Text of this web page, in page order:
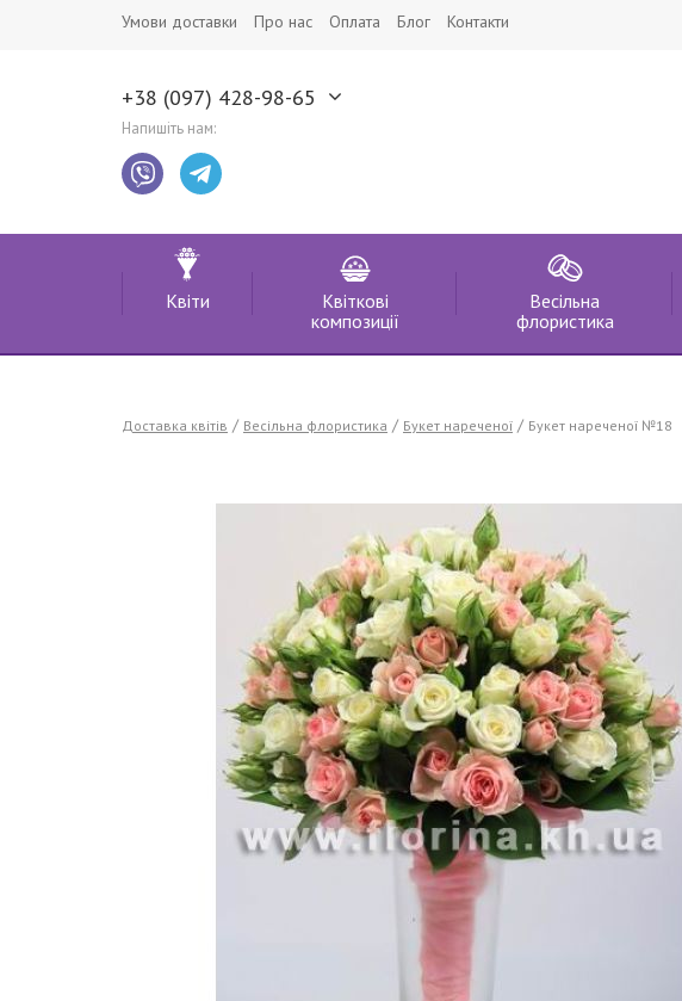
Умови доставки Про нас Оплата Блог Контакти
+38 (097) 428-98-65
Напишіть нам:
Квіти
Квіткові
композиції
Весільна
флористика
Доставка квітів Весільна флористика Букет нареченої Букет нареченої №18